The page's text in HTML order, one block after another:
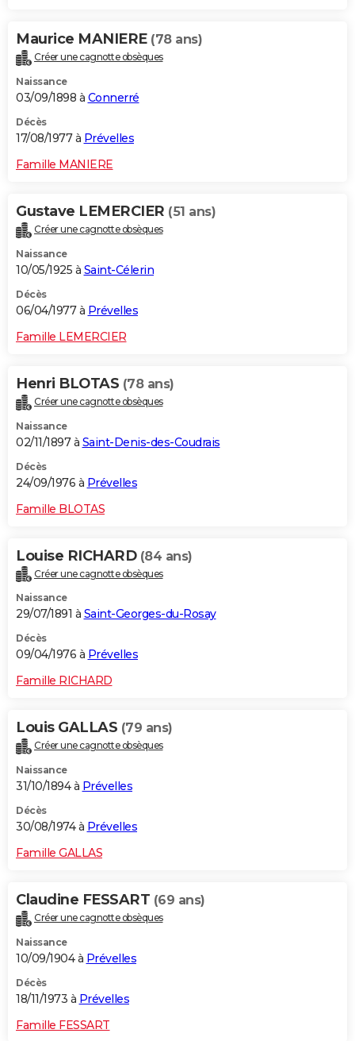
Maurice MANIERE (78 ans)
Créer une cagnotte obsèques
Naissance
03/09/1898 à Connerré
Décès
17/08/1977 à Prévelles
Famille MANIERE
Gustave LEMERCIER (51 ans)
Créer une cagnotte obsèques
Naissance
10/05/1925 à Saint-Célerin
Décès
06/04/1977 à Prévelles
Famille LEMERCIER
Henri BLOTAS (78 ans)
Créer une cagnotte obsèques
Naissance
02/11/1897 à Saint-Denis-des-Coudrais
Décès
24/09/1976 à Prévelles
Famille BLOTAS
Louise RICHARD (84 ans)
Créer une cagnotte obsèques
Naissance
29/07/1891 à Saint-Georges-du-Rosay
Décès
09/04/1976 à Prévelles
Famille RICHARD
Louis GALLAS (79 ans)
Créer une cagnotte obsèques
Naissance
31/10/1894 à Prévelles
Décès
30/08/1974 à Prévelles
Famille GALLAS
Claudine FESSART (69 ans)
Créer une cagnotte obsèques
Naissance
10/09/1904 à Prévelles
Décès
18/11/1973 à Prévelles
Famille FESSART